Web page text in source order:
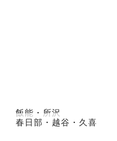
飯能・所沢
春日部・越谷・久喜